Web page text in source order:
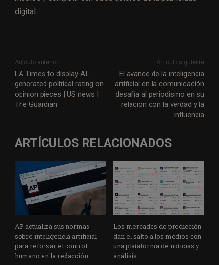
digital.
Artículo anterior
LA Times to display AI-
generated political rating on
opinion pieces | US news |
The Guardian
Artículo siguiente
El avance de la inteligencia
artificial en la comunicación
desafía al periodismo en su
relación con la verdad y la
influencia
ARTÍCULOS RELACIONADOS
AP actualiza sus normas
sobre inteligencia artificial
para reforzar el control
humano en la redacción
Los mercados de predicción
dan el salto a los medios con
una plataforma de noticias y
análisis